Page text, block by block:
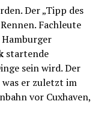
Der „Tipp des
Fachleute
Hamburger
startende
sein wird. Der
er zuletzt im
vor Cuxhaven,